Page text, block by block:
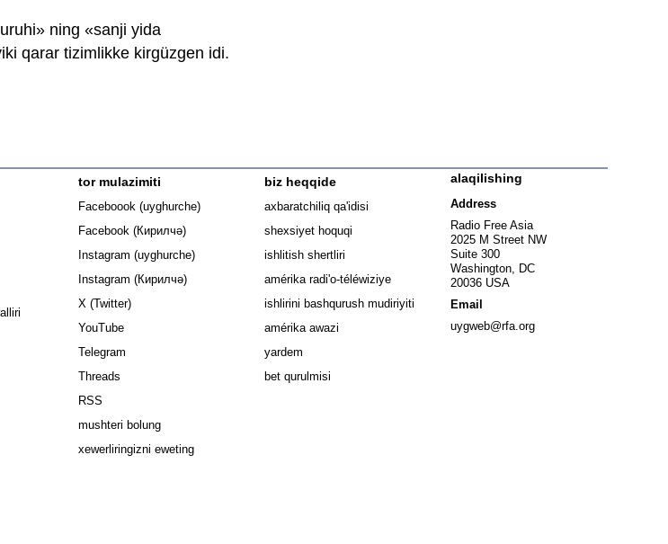
ning «sanji yida
qarar tizimlikke kirgüzgen idi.
Opens in new window
tor mulazimiti
Faceboook (uyghurche) Opens in new window
Facebook (Кирилчә) Opens in new window
Instagram (uyghurche) Opens in new window
Instagram (Кирилчә) Opens in new window
X (Twitter)
YouTube
Telegram
Threads
RSS
mushteri bolung
xewerliringizni eweting
biz heqqide
axbaratchiliq qa'idisi
shexsiyet hoquqi
ishlitish shertliri
amérika radi'o-téléwiziye
ishlirini bashqurush mudiriyiti Opens in new window
amérika awazi Opens in new window
yardem
bet qurulmisi
alaqilishing
Address
Radio Free Asia
2025 M Street NW
Suite 300
Washington, DC
20036 USA
Email
uygweb@rfa.org